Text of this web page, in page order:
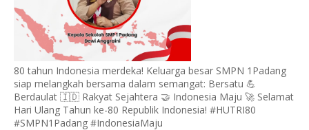
80 tahun Indonesia merdeka! Keluarga besar SMPN 1Padang
siap melangkah bersama dalam semangat: Bersatu 💪
Berdaulat 🇮🇩 Rakyat Sejahtera 🤝 Indonesia Maju 🚀 Selamat
Hari Ulang Tahun ke-80 Republik Indonesia! #HUTRI80
#SMPN1Padang #IndonesiaMaju